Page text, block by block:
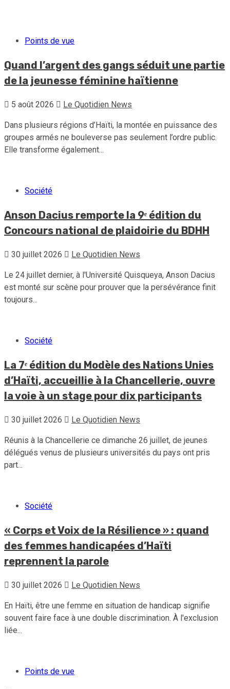
Points de vue
Quand l’argent des gangs séduit une partie
de la jeunesse féminine haïtienne
5 août 2026 Le Quotidien News
Dans plusieurs régions d’Haïti, la montée en puissance des
groupes armés ne bouleverse pas seulement l’ordre public.
Elle transforme également...
Société
Anson Dacius remporte la 9ᵉ édition du
Concours national de plaidoirie du BDHH
30 juillet 2026 Le Quotidien News
Le 24 juillet dernier, à l'Université Quisqueya, Anson Dacius
est monté sur scène pour prouver que la persévérance finit
toujours...
Société
La 7ᵉ édition du Modèle des Nations Unies
d’Haïti, accueillie à la Chancellerie, ouvre
la voie à un stage pour dix participants
30 juillet 2026 Le Quotidien News
Réunis à la Chancellerie ce dimanche 26 juillet, de jeunes
délégués venus de plusieurs universités du pays ont pris
part...
Société
« Corps et Voix de la Résilience » : quand
des femmes handicapées d’Haïti
reprennent la parole
30 juillet 2026 Le Quotidien News
En Haïti, être une femme en situation de handicap signifie
souvent faire face à une double discrimination. À l'exclusion
liée...
Points de vue